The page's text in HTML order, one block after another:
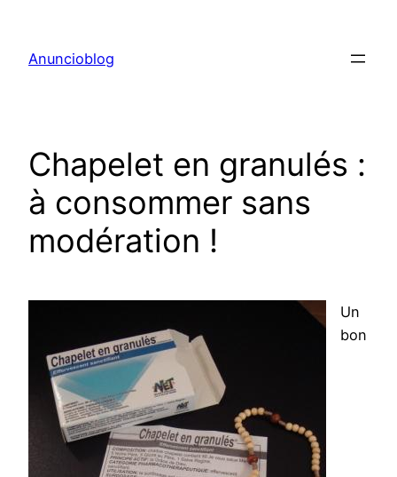
contenu
Anuncioblog
Chapelet en granulés :
à consommer sans
modération !
Un
bon